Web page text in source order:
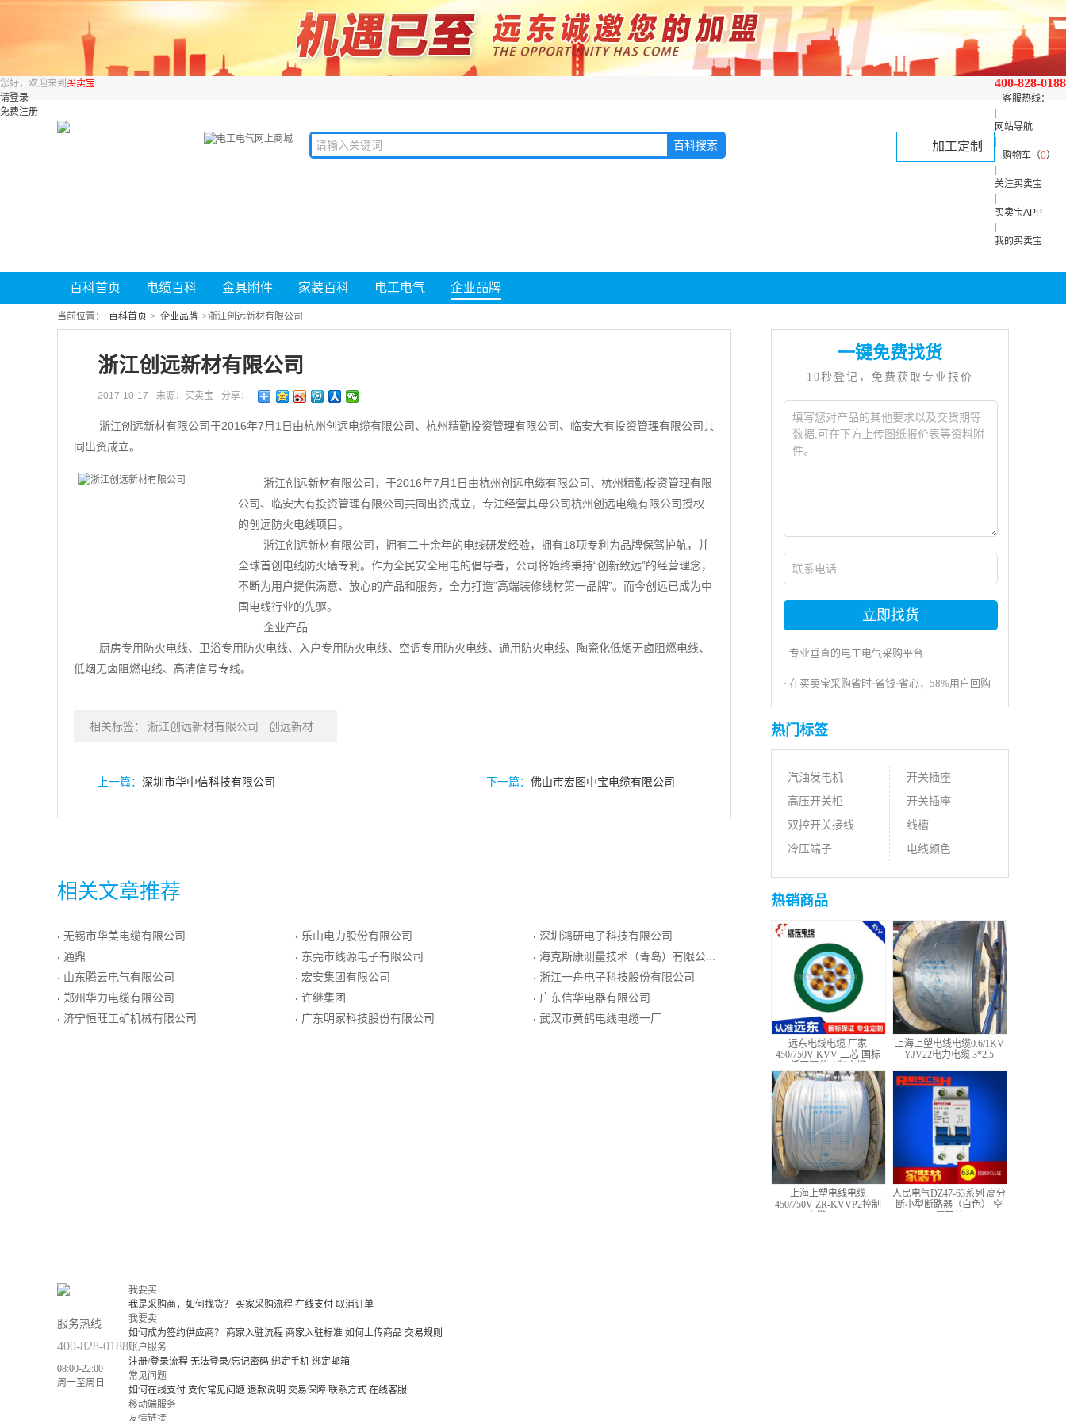
400-828-0188
客服热线：
网站导航
购物车（0）
关注买卖宝
买卖宝APP
我的买卖宝
您好，欢迎来到 买卖宝
请登录
免费注册
加工定制
百科首页 电缆百科 金具附件 家装百科 电工电气 企业品牌
当前位置： 百科首页 > 企业品牌 >浙江创远新材有限公司
浙江创远新材有限公司
2017-10-17 来源：买卖宝 分享：
浙江创远新材有限公司于2016年7月1日由杭州创远电缆有限公司、杭州精勤投资管理有限公司、临安大有投资管理有限公司共
同出资成立。
浙江创远新材有限公司，于2016年7月1日由杭州创远电缆有限公司、杭州精勤投资管理有限
公司、临安大有投资管理有限公司共同出资成立，专注经营其母公司杭州创远电缆有限公司授权
的创远防火电线项目。
浙江创远新材有限公司，拥有二十余年的电线研发经验，拥有18项专利为品牌保驾护航，并
全球首创电线防火墙专利。作为全民安全用电的倡导者，公司将始终秉持“创新致远”的经营理念，
不断为用户提供满意、放心的产品和服务，全力打造“高端装修线材第一品牌”。而今创远已成为中
国电线行业的先驱。
企业产品
厨房专用防火电线、卫浴专用防火电线、入户专用防火电线、空调专用防火电线、通用防火电线、陶瓷化低烟无卤阻燃电线、
低烟无卤阻燃电线、高清信号专线。
相关标签： 浙江创远新材有限公司 创远新材
上一篇： 深圳市华中信科技有限公司 下一篇： 佛山市宏图中宝电缆有限公司
相关文章推荐
· 无锡市华美电缆有限公司
· 通鼎
· 山东腾云电气有限公司
· 郑州华力电缆有限公司
· 济宁恒旺工矿机械有限公司
· 乐山电力股份有限公司
· 东莞市线源电子有限公司
· 宏安集团有限公司
· 许继集团
· 广东明家科技股份有限公司
· 深圳鸿研电子科技有限公司
· 海克斯康测量技术（青岛）有限公司
· 浙江一舟电子科技股份有限公司
· 广东信华电器有限公司
· 武汉市黄鹤电线电缆一厂
一键免费找货
10秒登记，免费获取专业报价
立即找货
· 专业垂直的电工电气采购平台
· 在买卖宝采购省时·省钱·省心，58%用户回购
热门标签
汽油发电机
高压开关柜
双控开关接线
冷压端子
开关插座
开关插座
线槽
电线颜色
热销商品
远东电线电缆 厂家
450/750V KVV 二芯 国标
上海上塑电线电缆0.6/1KV
YJV22电力电缆 3*2.5
上海上塑电线电缆
450/750V ZR-KVVP2控制
人民电气DZ47-63系列 高分
断小型断路器（白色） 空
服务热线
400-828-0188
08:00-22:00
周一至周日
我要买
我是采购商，如何找货？
买家采购流程 在线支付 取消订单
我要卖
如何成为签约供应商？
商家入驻流程 商家入驻标准 如何上传商品 交易规则
账户服务
注册/登录流程 无法登录/忘记密码 绑定手机 绑定邮箱
常见问题
如何在线支付 支付常见问题 退款说明 交易保障 联系方式 在线客服
移动端服务
友情链接